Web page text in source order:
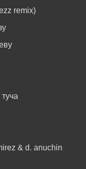
remix)
& d. anuchin